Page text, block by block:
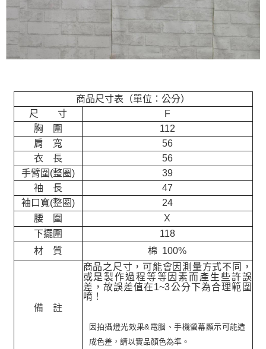
商品尺寸表（單位：公分）
尺 寸
F
胸 圍
112
肩 寬
56
衣 長
56
手臂圍(整圈)
39
袖 長
47
袖口寬(整圈)
24
腰 圍
X
下擺圍
118
材 質
棉 100%
備 註
商品之尺寸，可能會因測量方式不同，
或是製作過程等等因素而產生些許誤
差，故誤差值在1~3公分下為合理範圍
唷！
因拍攝燈光效果&電腦、手機螢幕顯示可能造
成色差，請以實品顏色為準。